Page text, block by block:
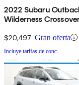
2022 Subaru
Wilderness
$20,497 Gran oferta
Incluye tarifas de conc.